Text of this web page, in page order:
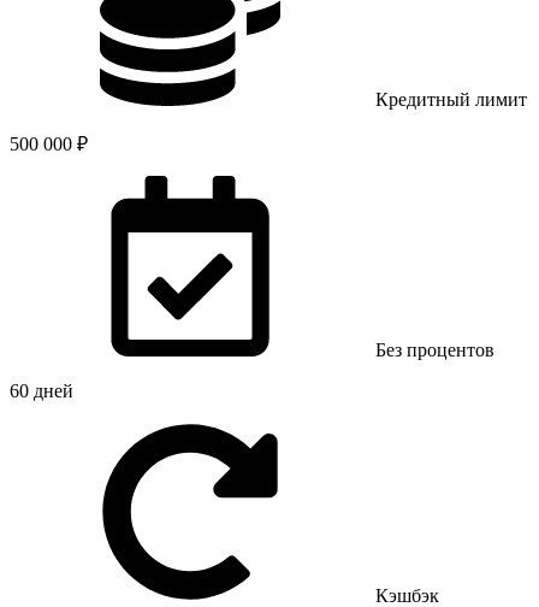
Кредитный лимит
500 000 ₽
Без процентов
60 дней
Кэшбэк